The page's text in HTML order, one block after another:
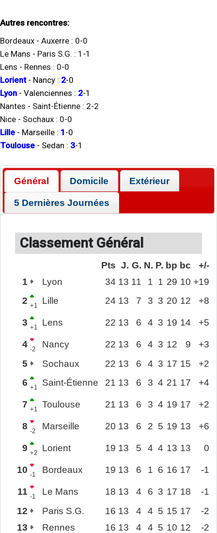
Autres rencontres:
Bordeaux - Auxerre : 0-0
Le Mans - Paris S.G. : 1 -1
Lens - Rennes : 0-0
Lorient- Nancy : 2-0
Lyon - Valenciennes : 2-1
Nantes - Saint-Étienne : 2-2
Nice - Sochaux : 0-0
Lille - Marseille : 1 -0
Toulouse - Sedan : 3-1
Général Domicile Extérieur
5 Dernières Journées
Classement Général
Pts J. G. N. P. bp bc
+/-
1
Lyon 34 13 11 1 1 29 10 +19
2 +1 Lille 24 13 7 3 3 20 12 +8
3 +1 Lens 22 13 6 4 3 19 14 +5
4 -2 Nancy 22 13 6 4 3 12 9
+3
5
Sochaux 22 13 6 4 3 17 15
+2
6 +1 Saint-Étienne 21 13 6 3 4 21 17 +4
7 +1 Toulouse 21 13 6 3 4 19 17 +2
8 -2 Marseille 20 13 6 2 5 19 13 +6
9 +2 Lorient 19 13 5 4 4 13 13 0
10 -1 Bordeaux 19 13 6 1 6 16 17 -1
11 -1 Le Mans 18 13 4 6 3 17 18
-1
12
Paris S.G. 16 13 4 4 5 15 17
-2
13
Rennes 16 13 4 4 5 10 12
-2